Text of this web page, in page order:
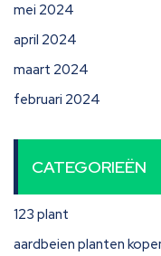
mei 2024
april 2024
maart 2024
februari 2024
CATEGORIEËN
123 plant
aardbeien planten